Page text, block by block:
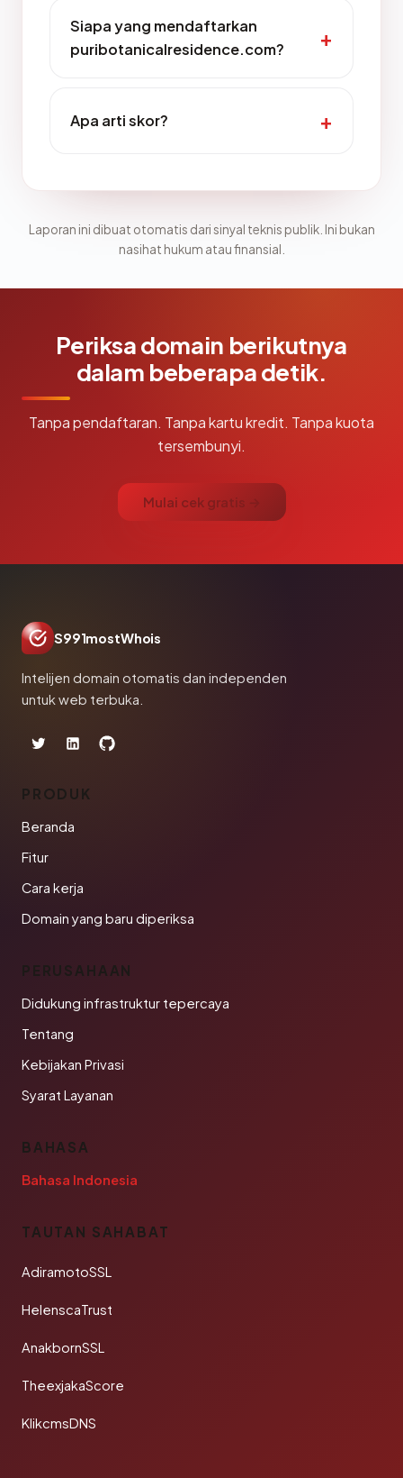
Siapa yang mendaftarkan
puribotanicalresidence.com?
Apa arti skor?
Laporan ini dibuat otomatis dari sinyal teknis publik. Ini bukan
nasihat hukum atau finansial.
Periksa domain berikutnya
dalam beberapa detik.
Tanpa pendaftaran. Tanpa kartu kredit. Tanpa kuota
tersembunyi.
Mulai cek gratis →
S991mostWhois
Intelijen domain otomatis dan independen
untuk web terbuka.
PRODUK
Beranda
Fitur
Cara kerja
Domain yang baru diperiksa
PERUSAHAAN
Didukung infrastruktur tepercaya
Tentang
Kebijakan Privasi
Syarat Layanan
BAHASA
Bahasa Indonesia
TAUTAN SAHABAT
AdiramotoSSL
HelenscaTrust
AnakbornSSL
TheexjakaScore
KlikcmsDNS